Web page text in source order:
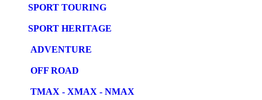
SPORT TOURING
SPORT HERITAGE
ADVENTURE
OFF ROAD
TMAX - XMAX - NMAX